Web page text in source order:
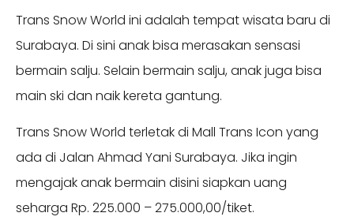
Trans Snow World ini adalah tempat wisata baru di
Surabaya. Di sini anak bisa merasakan sensasi
bermain salju. Selain bermain salju, anak juga bisa
main ski dan naik kereta gantung.
Trans Snow World terletak di Mall Trans Icon yang
ada di Jalan Ahmad Yani Surabaya. Jika ingin
mengajak anak bermain disini siapkan uang
seharga Rp. 225.000 – 275.000,00/tiket.